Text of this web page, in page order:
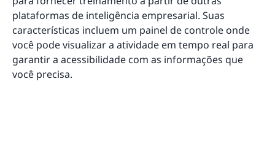
plataformas de inteligência empresarial. Suas
características incluem um painel de controle onde
você pode visualizar a atividade em tempo real para
garantir a acessibilidade com as informações que
você precisa.